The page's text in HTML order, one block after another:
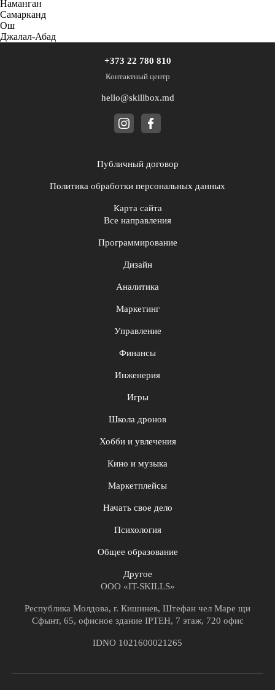
Наманган
Самарканд
Ош
Джалал-Абад
+373 22 780 810
Контактный центр
hello@skillbox.md
Публичный договор
Политика обработки персональных данных
Карта сайта
Все направления
Программирование
Дизайн
Аналитика
Маркетинг
Управление
Финансы
Инженерия
Игры
Школа дронов
Хобби и увлечения
Кино и музыка
Маркетплейсы
Начать свое дело
Психология
Общее образование
Другое
ООО «IT-SKILLS»
Республика Молдова, г. Кишинев, Штефан чел Маре щи
Сфынт, 65, офисное здание IPTEH, 7 этаж, 720 офис
IDNO 1021600021265